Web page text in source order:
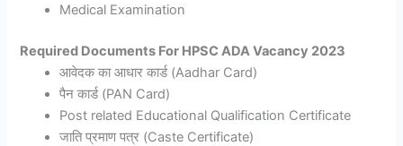
Medical Examination
Required Documents For HPSC ADA Vacancy 2023
आवेदक का आधार कार्ड (Aadhar Card)
पैन कार्ड (PAN Card)
Post related Educational Qualification Certificate
जाति प्रमाण पत्र (Caste Certificate)